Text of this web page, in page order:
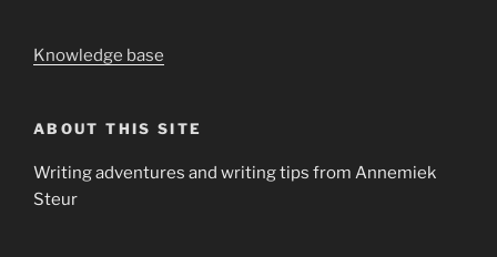
Knowledge base
ABOUT THIS SITE
Writing adventures and writing tips from Annemiek
Steur